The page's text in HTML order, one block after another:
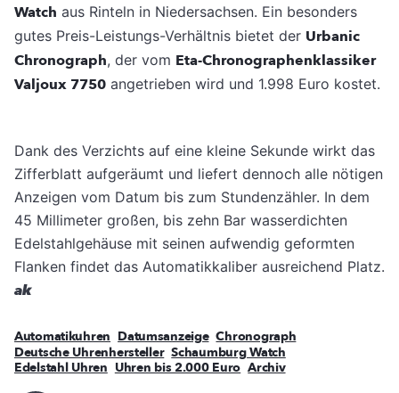
Watch aus Rinteln in Niedersachsen. Ein besonders
gutes Preis-Leistungs-Verhältnis bietet der Urbanic
Chronograph, der vom Eta-Chronographenklassiker
Valjoux 7750 angetrieben wird und 1.998 Euro kostet.
Dank des Verzichts auf eine kleine Sekunde wirkt das
Zifferblatt aufgeräumt und liefert dennoch alle nötigen
Anzeigen vom Datum bis zum Stundenzähler. In dem
45 Millimeter großen, bis zehn Bar wasserdichten
Edelstahlgehäuse mit seinen aufwendig geformten
Flanken findet das Automatikkaliber ausreichend Platz.
ak
Automatikuhren Datumsanzeige Chronograph
Deutsche Uhrenhersteller Schaumburg Watch
Edelstahl Uhren Uhren bis 2.000 Euro Archiv